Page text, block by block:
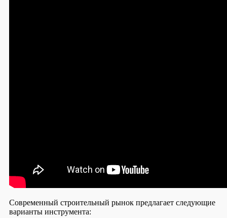
Современный строительный рынок предлагает следующие
варианты инструмента: